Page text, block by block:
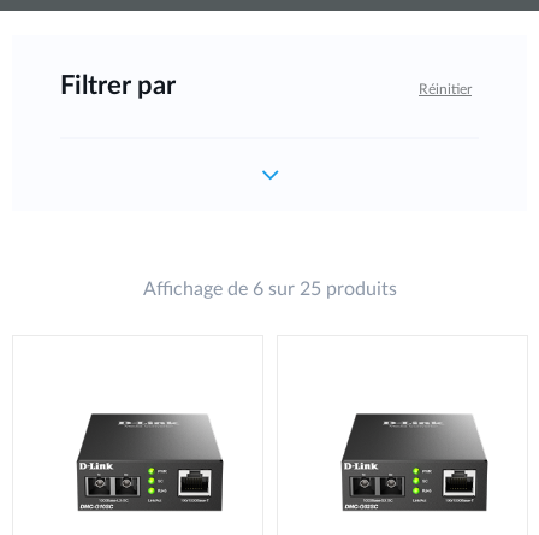
Filtrer par Réinitier
Affichage de 6 sur 25 produits